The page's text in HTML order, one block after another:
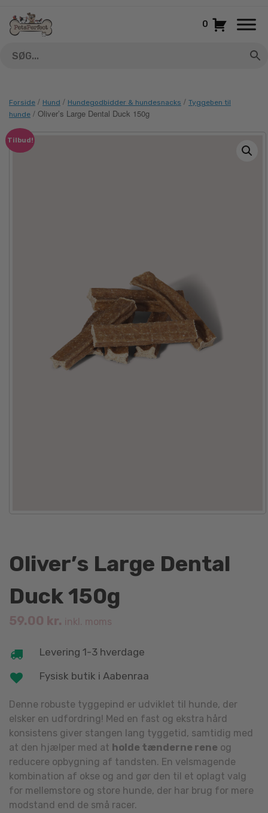
indhold
0
Forside / Hund / Hundegodbidder & hundesnacks / Tyggeben til
hunde / Oliver’s Large Dental Duck 150g
Tilbud!
Oliver’s Large Dental
Duck 150g
59.00 kr. inkl. moms
Levering 1-3 hverdage
Fysisk butik i Aabenraa
Denne robuste tyggepind er udviklet til hunde, der
elsker en udfordring! Med en fast og ekstra hård
konsistens giver stangen lang tyggetid, samtidig med
at den hjælper med at holde tænderne rene og
reducere opbygning af tandsten. En velsmagende
kombination af okse og and gør den til et oplagt valg
for mellemstore og store hunde, der har brug for mere
modstand end de små racer.